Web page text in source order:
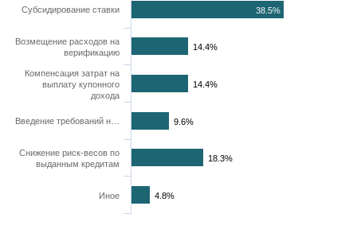
38.5%
14.4%
14.4%
9.6%
18.3%
4.8%
Субсидирование ставки
Возмещение расходов на
верификацию
Компенсация затрат на
выплату купонного
дохода
Введение требований н…
Снижение риск-весов по
выданным кредитам
Иное